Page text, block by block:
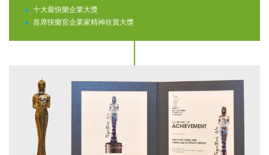
十大最快樂企業大獎
首席快樂官企業家精神欣賞大獎